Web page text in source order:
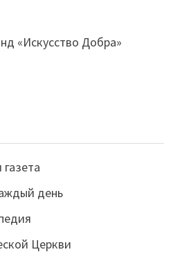
«Искусство Добра»
день
Церкви